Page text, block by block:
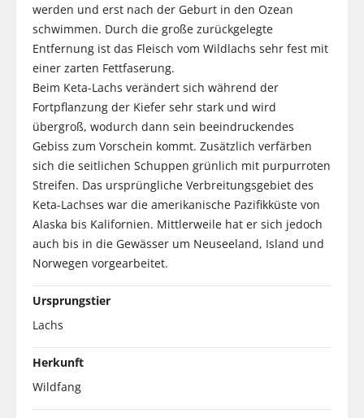
werden und erst nach der Geburt in den Ozean
schwimmen. Durch die große zurückgelegte
Entfernung ist das Fleisch vom Wildlachs sehr fest mit
einer zarten Fettfaserung.
Beim Keta-Lachs verändert sich während der
Fortpflanzung der Kiefer sehr stark und wird
übergroß, wodurch dann sein beeindruckendes
Gebiss zum Vorschein kommt. Zusätzlich verfärben
sich die seitlichen Schuppen grünlich mit purpurroten
Streifen. Das ursprüngliche Verbreitungsgebiet des
Keta-Lachses war die amerikanische Pazifikküste von
Alaska bis Kalifornien. Mittlerweile hat er sich jedoch
auch bis in die Gewässer um Neuseeland, Island und
Norwegen vorgearbeitet.
Ursprungstier
Lachs
Herkunft
Wildfang